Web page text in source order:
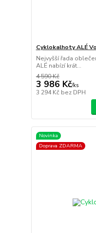
Cyklokalhoty ALÉ
Nejvyšší řada
ALÉ nabízí krát...
4 590 Kč
3 986 Kč/ks
3 294 Kč bez DPH
Novinka
Doprava ZDARMA